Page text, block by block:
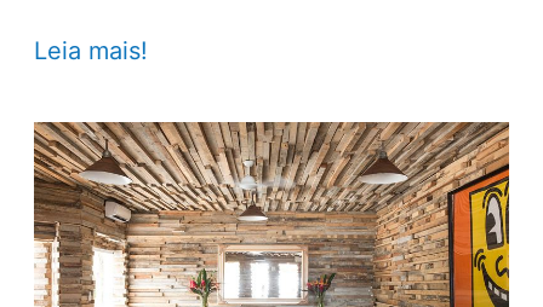
México
resort
all
inclusive
na
Riviera
Maya
Leia mais!